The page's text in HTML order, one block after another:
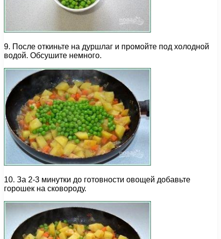
9. После откиньте на дуршлаг и промойте под холодной
водой. Обсушите немного.
10. За 2-3 минутки до готовности овощей добавьте
горошек на сковороду.